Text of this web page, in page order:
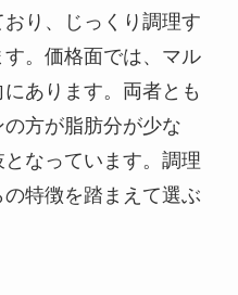
り、じっくり調理す
。価格面では、マル
あります。両者とも
方が脂肪分が少な
なっています。調理
特徴を踏まえて選ぶ